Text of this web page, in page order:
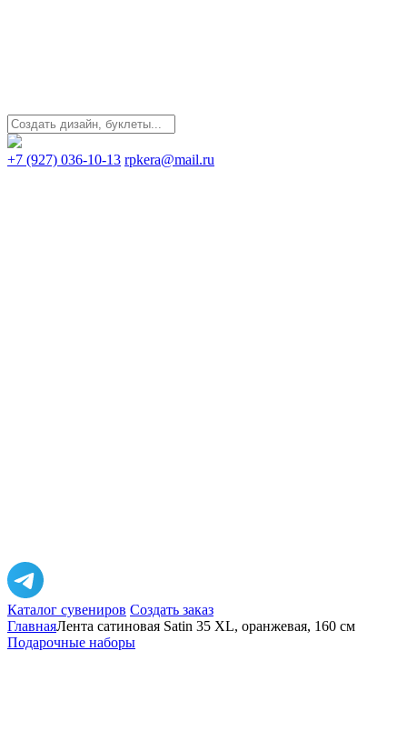
+7 (927) 036-10-13 rpkera@mail.ru
Каталог сувениров Создать заказ
ГлавнаяЛента сатиновая Satin 35 XL, оранжевая, 160 см
Подарочные наборы